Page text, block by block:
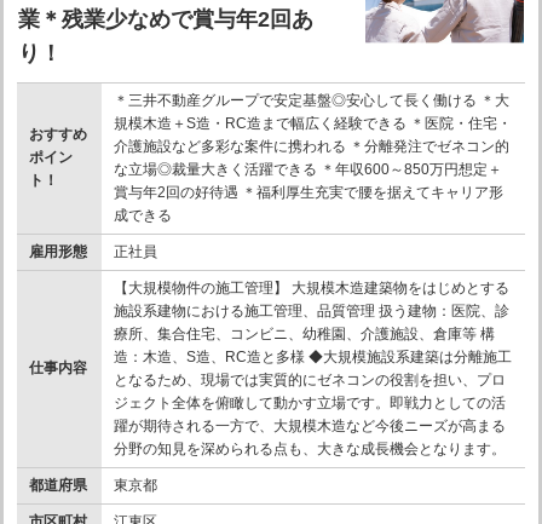
業＊残業少なめで賞与年2回あ
り！
おすすめ
ポイン
ト！
＊三井不動産グループで安定基盤◎安心して長く働ける ＊大
規模木造＋S造・RC造まで幅広く経験できる ＊医院・住宅・
介護施設など多彩な案件に携われる ＊分離発注でゼネコン的
な立場◎裁量大きく活躍できる ＊年収600～850万円想定＋
賞与年2回の好待遇 ＊福利厚生充実で腰を据えてキャリア形
成できる
雇用形態 正社員
仕事内容
【大規模物件の施工管理】 大規模木造建築物をはじめとする
施設系建物における施工管理、品質管理 扱う建物：医院、診
療所、集合住宅、コンビニ、幼稚園、介護施設、倉庫等 構
造：木造、S造、RC造と多様 ◆大規模施設系建築は分離施工
となるため、現場では実質的にゼネコンの役割を担い、プロ
ジェクト全体を俯瞰して動かす立場です。即戦力としての活
躍が期待される一方で、大規模木造など今後ニーズが高まる
分野の知見を深められる点も、大きな成長機会となります。
都道府県 東京都